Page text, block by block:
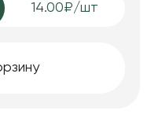
14.00₽/шт